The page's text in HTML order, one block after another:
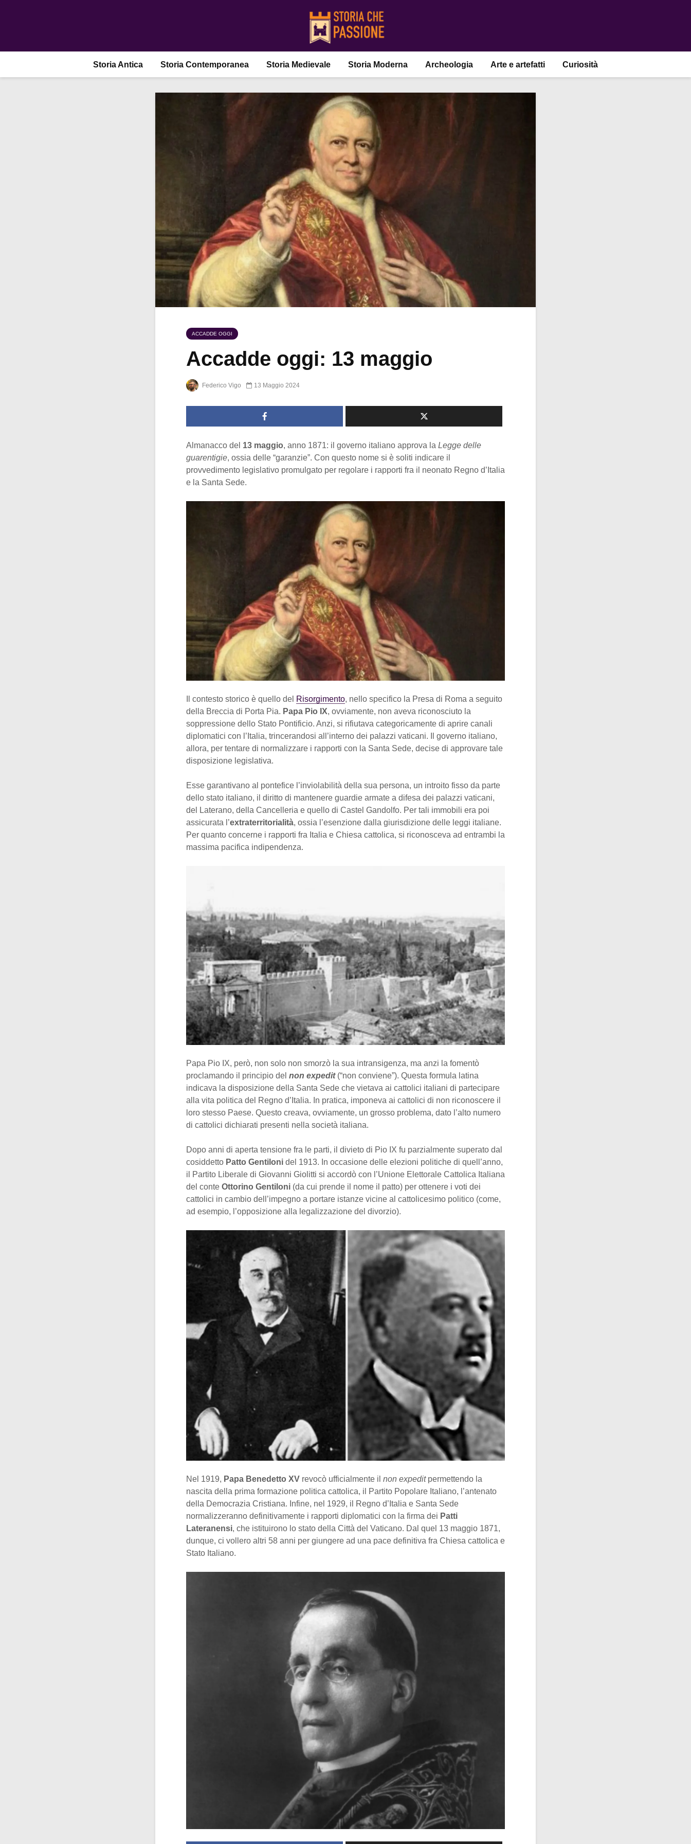
Storia Antica Storia Contemporanea Storia Medievale Storia Moderna Archeologia Arte e artefatti Curiosità
ACCADDE OGGI
Accadde oggi: 13 maggio
Federico Vigo 13 Maggio 2024
Almanacco del 13 maggio, anno 1871: il governo italiano approva la Legge delle
guarentigie, ossia delle “garanzie”. Con questo nome si è soliti indicare il
provvedimento legislativo promulgato per regolare i rapporti fra il neonato Regno d’Italia
e la Santa Sede.
Il contesto storico è quello del Risorgimento, nello specifico la Presa di Roma a seguito
della Breccia di Porta Pia. Papa Pio IX, ovviamente, non aveva riconosciuto la
soppressione dello Stato Pontificio. Anzi, si rifiutava categoricamente di aprire canali
diplomatici con l’Italia, trincerandosi all’interno dei palazzi vaticani. Il governo italiano,
allora, per tentare di normalizzare i rapporti con la Santa Sede, decise di approvare tale
disposizione legislativa.
Esse garantivano al pontefice l’inviolabilità della sua persona, un introito fisso da parte
dello stato italiano, il diritto di mantenere guardie armate a difesa dei palazzi vaticani,
del Laterano, della Cancelleria e quello di Castel Gandolfo. Per tali immobili era poi
assicurata l’extraterritorialità, ossia l’esenzione dalla giurisdizione delle leggi italiane.
Per quanto concerne i rapporti fra Italia e Chiesa cattolica, si riconosceva ad entrambi la
massima pacifica indipendenza.
Papa Pio IX, però, non solo non smorzò la sua intransigenza, ma anzi la fomentò
proclamando il principio del non expedit(“non conviene”). Questa formula latina
indicava la disposizione della Santa Sede che vietava ai cattolici italiani di partecipare
alla vita politica del Regno d’Italia. In pratica, imponeva ai cattolici di non riconoscere il
loro stesso Paese. Questo creava, ovviamente, un grosso problema, dato l’alto numero
di cattolici dichiarati presenti nella società italiana.
Dopo anni di aperta tensione fra le parti, il divieto di Pio IX fu parzialmente superato dal
cosiddetto Patto Gentiloni del 1913. In occasione delle elezioni politiche di quell’anno,
il Partito Liberale di Giovanni Giolitti si accordò con l’Unione Elettorale Cattolica Italiana
del conte Ottorino Gentiloni (da cui prende il nome il patto) per ottenere i voti dei
cattolici in cambio dell’impegno a portare istanze vicine al cattolicesimo politico (come,
ad esempio, l’opposizione alla legalizzazione del divorzio).
Nel 1919, Papa Benedetto XV revocò ufficialmente il non expeditpermettendo la
nascita della prima formazione politica cattolica, il Partito Popolare Italiano, l’antenato
della Democrazia Cristiana. Infine, nel 1929, il Regno d’Italia e Santa Sede
normalizzeranno definitivamente i rapporti diplomatici con la firma dei Patti
Lateranensi, che istituirono lo stato della Città del Vaticano. Dal quel 13 maggio 1871,
dunque, ci vollero altri 58 anni per giungere ad una pace definitiva fra Chiesa cattolica e
Stato Italiano.